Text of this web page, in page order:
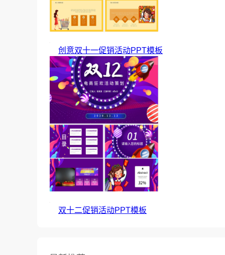
创意双十一促销活动PPT模板
双十二促销活动PPT模板